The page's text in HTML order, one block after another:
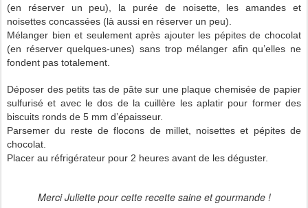
(en réserver un peu), la purée de noisette, les amandes et
noisettes concassées (là aussi en réserver un peu).
Mélanger bien et seulement après ajouter les pépites de chocolat
(en réserver quelques-unes) sans trop mélanger afin qu’elles ne
fondent pas totalement.
Déposer des petits tas de pâte sur une plaque chemisée de papier
sulfurisé et avec le dos de la cuillère les aplatir pour former des
biscuits ronds de 5 mm d’épaisseur.
Parsemer du reste de flocons de millet, noisettes et pépites de
chocolat.
Placer au réfrigérateur pour 2 heures avant de les déguster.
Merci Juliette pour cette recette saine et gourmande !